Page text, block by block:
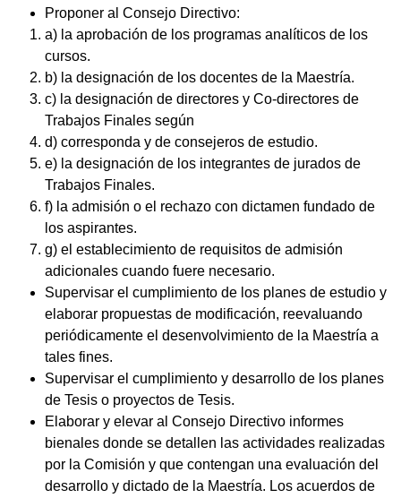
Proponer al Consejo Directivo:
a) la aprobación de los programas analíticos de los
cursos.
b) la designación de los docentes de la Maestría.
c) la designación de directores y Co-directores de
Trabajos Finales según
d) corresponda y de consejeros de estudio.
e) la designación de los integrantes de jurados de
Trabajos Finales.
f) la admisión o el rechazo con dictamen fundado de
los aspirantes.
g) el establecimiento de requisitos de admisión
adicionales cuando fuere necesario.
Supervisar el cumplimiento de los planes de estudio y
elaborar propuestas de modificación, reevaluando
periódicamente el desenvolvimiento de la Maestría a
tales fines.
Supervisar el cumplimiento y desarrollo de los planes
de Tesis o proyectos de Tesis.
Elaborar y elevar al Consejo Directivo informes
bienales donde se detallen las actividades realizadas
por la Comisión y que contengan una evaluación del
desarrollo y dictado de la Maestría. Los acuerdos de